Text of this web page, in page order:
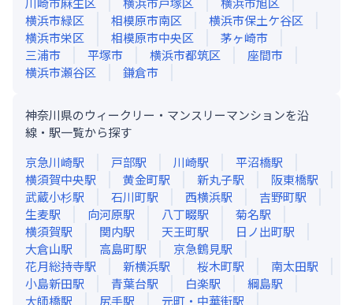
横浜市緑区
相模原市南区
横浜市保土ケ谷区
横浜市栄区
相模原市中央区
茅ヶ崎市
三浦市
平塚市 横浜市都筑区
座間市
横浜市瀬谷区
鎌倉市
神奈川県のウィークリー・マンスリーマンションを沿
線・駅一覧から探す
京急川崎駅 戸部駅 川崎駅 平沼橋駅
横須賀中央駅 黄金町駅 新丸子駅 阪東橋駅
武蔵小杉駅 石川町駅 西横浜駅 吉野町駅
生麦駅 向河原駅 八丁畷駅 菊名駅
横須賀駅 関内駅 天王町駅 日ノ出町駅
大倉山駅 高島町駅 京急鶴見駅
花月総持寺駅 新横浜駅 桜木町駅 南太田駅
小島新田駅 青葉台駅 白楽駅 綱島駅
大師橋駅 尻手駅 元町・中華街駅